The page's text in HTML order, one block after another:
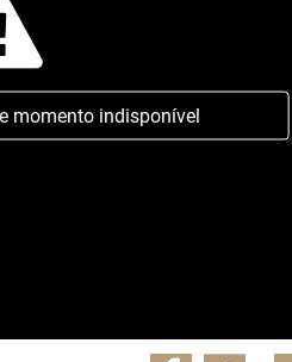
momento indisponível